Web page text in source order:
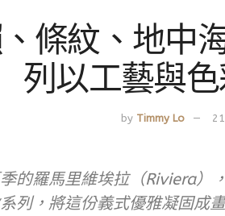
條紋、地中
列以工藝與
by Timmy Lo
的羅馬里維埃拉（Riviera）
列，將這份義式優雅凝固成